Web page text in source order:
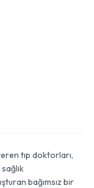
tıp doktorları,
bağımsız bir